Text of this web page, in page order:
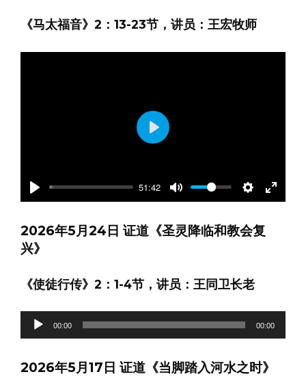
《马太福音》2：13-23节，讲员：王宏牧师
Play
51:42
Mute Settings
Enter
Play
2026年5月24日 证道《圣灵降临和教会复
兴》
《使徒行传》2：1-4节，讲员：王同卫长老
放
00:00 00:00
2026年5月17日 证道《当脚踏入河水之时》